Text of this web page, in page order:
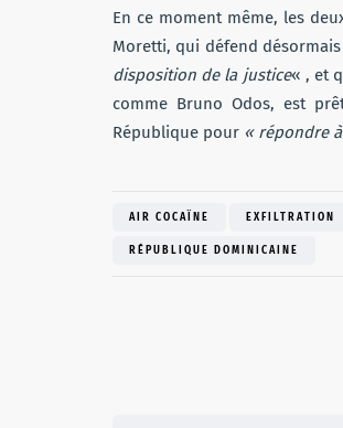
En ce moment même, les
Moretti, qui défend
disposition de la justice« , et
comme Bruno Odos, est
République pour « répondre
AIR COCAÏNE EXFILTRATION
RÉPUBLIQUE DOMINICAINE